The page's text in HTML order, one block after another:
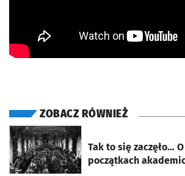
ZOBACZ RÓWNIEŻ
Tak to się zaczęło… O lwowskich
początkach
otworzy się w nowej karcie